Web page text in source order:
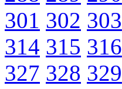
301 302 303
314 315 316
327 328 329